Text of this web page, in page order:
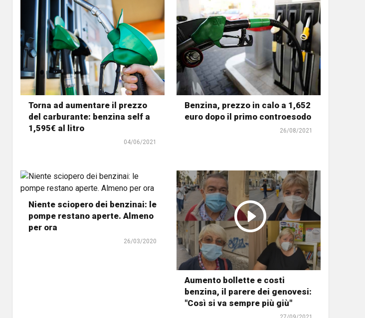
Torna ad aumentare il prezzo
del carburante: benzina self a
1,595€ al litro
04/06/2021
Benzina, prezzo in calo a 1,652
euro dopo il primo controesodo
26/08/2021
Niente sciopero dei benzinai: le
pompe restano aperte. Almeno
per ora
26/03/2020
Aumento bollette e costi
benzina, il parere dei genovesi:
"Così si va sempre più giù"